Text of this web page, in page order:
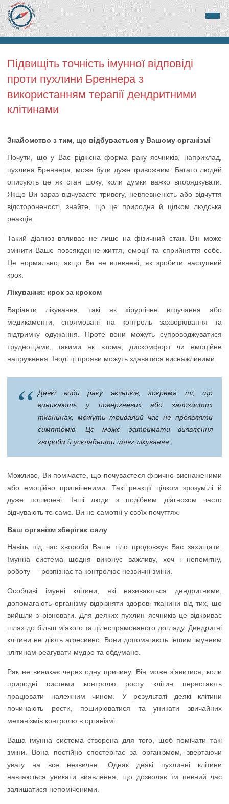
Підвищіть точність імунної відповіді
проти пухлини Бреннера з
використанням терапії дендритними
клітинами
Знайомство з тим, що відбувається у Вашому організмі
Почути, що у Вас рідкісна форма раку яєчників, наприклад,
пухлина Бреннера, може бути дуже тривожним. Багато людей
описують це як стан шоку, коли думки важко впорядкувати.
Якщо Ви зараз відчуваєте тривогу, невпевненість або відчуття
відстороненості, знайте, що це природна й цілком людська
реакція.
Такий діагноз впливає не лише на фізичний стан. Він може
змінити Ваше повсякденне життя, емоції та сприйняття себе.
Це нормально, якщо Ви не впевнені, як зробити наступний
крок.
Лікування: крок за кроком
Варіанти лікування, такі як хірургічне втручання або
медикаменти, спрямовані на контроль захворювання та
підтримку одужання. Проте вони можуть супроводжуватися
труднощами, такими як втома, дискомфорт чи емоційне
напруження. Іноді ці прояви можуть здаватися виснажливими.
Деякі види раку яєчників, зокрема ті, що
виникають у поверхневих або залозистих
тканинах, можуть тривалий час не проявляти
симптомів. Це може затримати виявлення
хвороби й ускладнити шлях лікування.
Можливо, Ви помічаєте, що почуваєтеся фізично виснаженими
або емоційно пригніченими. Такі реакції цілком зрозумілі й
дуже поширені. Інші люди з подібним діагнозом часто
відчувають те саме. Ви не самотні у своїх почуттях.
Ваш організм зберігає силу
Навіть під час хвороби Ваше тіло продовжує Вас захищати.
Імунна система щодня виконує важливу, хоч і непомітну,
роботу — розпізнає та контролює незвичні зміни.
Особливі імунні клітини, які називаються дендритними,
допомагають організму відрізняти здорові тканини від тих, що
вийшли з рівноваги. Для деяких пухлин яєчників це відкриває
шлях до більш м’якого та цілеспрямованого догляду. Дендритні
клітини не діють агресивно. Вони допомагають іншим імунним
клітинам реагувати мудро та обдумано.
Рак не виникає через одну причину. Він може з’явитися, коли
природні системи контролю росту клітин перестають
працювати належним чином. У результаті деякі клітини
починають рости, поширюватися та уникати звичайних
механізмів контролю в організмі.
Ваша імунна система створена для того, щоб помічати такі
зміни. Вона постійно спостерігає за організмом, звертаючи
увагу на все незвичне. Однак деякі пухлинні клітини
навчаються уникати виявлення, що дозволяє їм певний час
залишатися непоміченими.